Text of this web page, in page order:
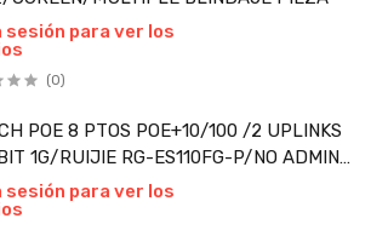
sesión para ver los
(0)
POE 8 PTOS POE+10/100 /2 UPLINKS
1G/RUIJIE RG-ES110FG-P/NO ADMINI
sesión para ver los